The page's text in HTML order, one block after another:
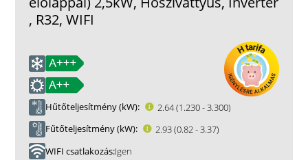
, R32, WIFI
Hűtőteljesítmény (kW)
2.64 (1.230 - 3.300)
Fűtőteljesítmény (kW)
2.93 (0.82 - 3.37)
WIFI csatlakozás Igen